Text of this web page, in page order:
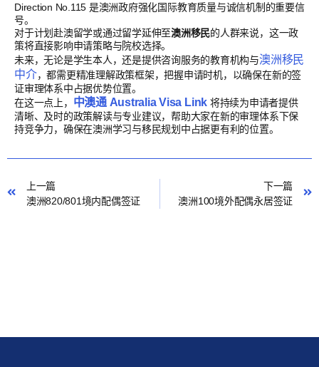
Direction No.115 是澳洲政府强化国际教育质量与诚信机制的重要信
号。
对于计划赴澳留学或通过留学延伸至澳洲移民的人群来说，这一政
策将直接影响申请策略与院校选择。
未来，无论是学生本人，还是提供咨询服务的教育机构与澳洲移民
中介，都需更精准理解政策框架，把握申请时机，以确保在新的签
证审理体系中占据优势位置。
在这一点上， 中澳通 Australia Visa Link 将持续为申请者提供
清晰、及时的政策解读与专业建议，帮助大家在新的审理体系下保
持竞争力，确保在澳洲学习与移民规划中占据更有利的位置。
上一篇
澳洲820/801境内配偶签证
下一篇
澳洲100境外配偶永居签证